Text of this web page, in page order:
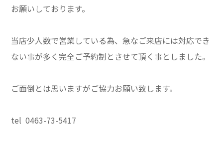
お願いしております。
当店少人数で営業している為、急なご来店には対応でき
ない事が多く完全ご予約制とさせて頂く事としました。
ご面倒とは思いますがご協力お願い致します。
tel 0463-73-5417